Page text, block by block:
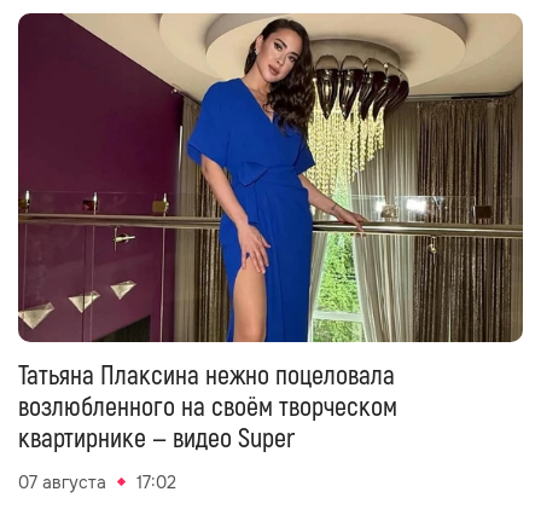
Татьяна Плаксина нежно поцеловала
возлюбленного на своём творческом
квартирнике — видео Super
07 августа 17:02